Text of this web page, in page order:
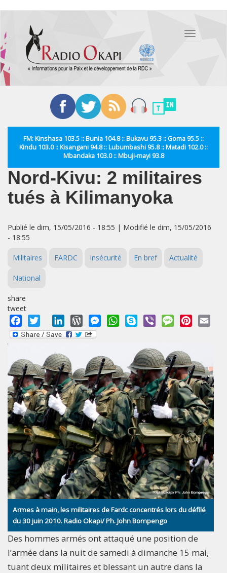
contenu
principal
Toggle
FM: Kinshasa 103.5 :: Bunia 104.8 :: Bukavu 95.3 :: Goma 95.5 ::
Kindu 103.0 :: Kisangani 94.8 :: Lubumbashi 95.8 :: Matadi 102.0 ::
Mbandaka 103.0 :: Mbuji-mayi 93.8
Nord-Kivu: 2 militaires
tués à Kilimanyoka
Publié le dim, 15/05/2016 - 18:55 | Modifié le dim, 15/05/2016
- 18:55
Militaires FARDC Insécurité En bref Actualité
National
share
tweet
Facebook
Twitter LinkedInWordPressMessengerWhatsApp
Skype Viber MessagePinterest
Armes à main, les militaires de Fardc concentrés lors du défilé
du 30 juin 2010. Radio Okapi/ Ph. John Bompengo
Des hommes armés ont attaqué une position de
l’armée dans la nuit de samedi à dimanche 15 mai,
tuant deux militaires et blessant un autre dans la